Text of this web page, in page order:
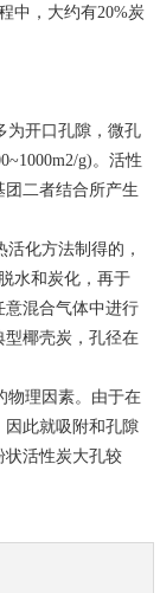
中，大约有20%炭
开口孔隙，微孔
g)。活性
二者结合所产生
化方法制得的，
水和炭化，再于
意混合气体中进行
型椰壳炭，孔径在
理因素。由于在
因此就吸附和孔隙
状活性炭大孔较